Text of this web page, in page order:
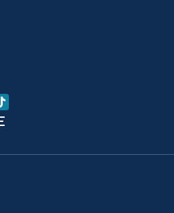
en Instagram
en LinkedIn
Síganos en TikTok